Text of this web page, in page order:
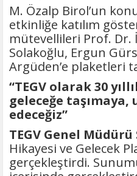
M. Özalp Birol’un
etkinliğe katılım
mütevellileri Prof. Dr.
Solakoğlu, Ergun
Argüden’e plaketleri
“TEGV olarak 30
geleceğe
edeceğiz”
TEGV Genel Müdürü
Hikayesi ve Gelecek
gerçekleştirdi.